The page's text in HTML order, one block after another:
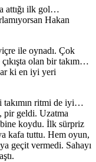
attığı ilk gol…
Hakan
ile oynadı. Çok
olan bir takım…
ki en iyi yeri
takımın ritmi de iyi…
pir geldi. Uzatma
koydu. İlk sürpriz
kafa tuttu. Hem oyun,
geçit vermedi. Sahayı